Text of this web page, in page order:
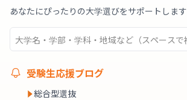
あなたにぴったりの大学選びをサポートします
受験生応援ブログ
総合型選抜